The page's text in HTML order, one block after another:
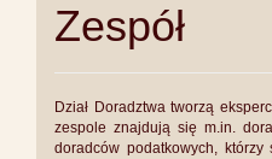
Zespół
Dział Doradztwa tworzą
zespole znajdują się m.in.
doradców podatkowych,